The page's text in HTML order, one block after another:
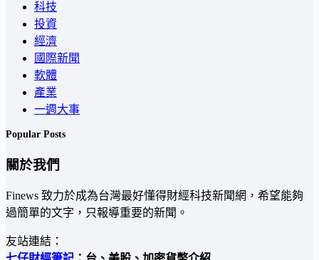
科技
投資
經濟
國際新聞
軟體
產業
一週大事
Popular Posts
關於我們
Finews 致力於成為台灣最好懂得財經科技新聞網，希望能夠
過簡單的文字，只報導重要的新聞。
友站連結：